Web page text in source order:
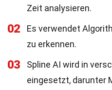
Zeit analysieren.
02
Es verwendet
zu erkennen.
03
Spline AI wird in
eingesetzt, darunter